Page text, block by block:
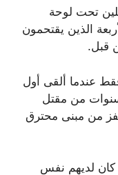
، وأميه إيلين تحت لوحة
الذين يقتحمون
قبل.
العمر 4 سنوات فقط عندما ألقى أول
بعد خمس سنوات من مقتل
قفز من مبنى محترق
كان لديهم نفس